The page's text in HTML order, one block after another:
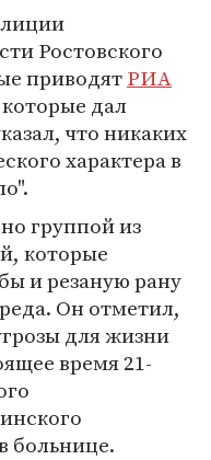
Ростовского
приводятРИА
дал
что никаких
характера в
группой из
которые
и резаную рану
Он отметил,
для жизни
время 21-
больнице.